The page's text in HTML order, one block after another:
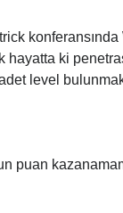
hayatta ki
level
puan